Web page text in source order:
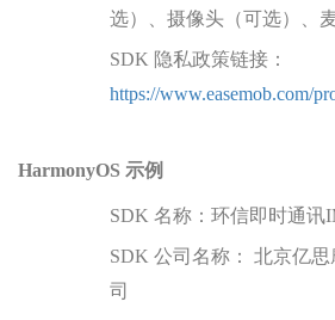
选）、摄像头（可选）、
SDK 隐私政策链接：
https://www.easemob.com/
HarmonyOS 示例
SDK 名称：环信即时通讯
SDK 公司名称： 北京亿
司